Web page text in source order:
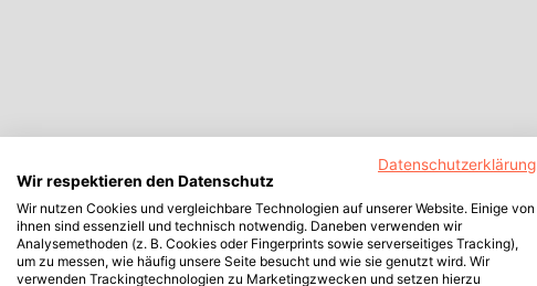
Datenschutzerklärung
Wir respektieren den Datenschutz
Wir nutzen Cookies und vergleichbare Technologien auf unserer Website. Einige von
ihnen sind essenziell und technisch notwendig. Daneben verwenden wir
Analysemethoden (z. B. Cookies oder Fingerprints sowie serverseitiges Tracking),
um zu messen, wie häufig unsere Seite besucht und wie sie genutzt wird. Wir
verwenden Trackingtechnologien zu Marketingzwecken und setzen hierzu